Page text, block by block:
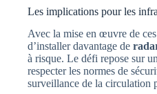
Les implications pour les
Avec la mise en œuvre de
d’installer davantage de
à risque. Le défi repose sur
respecter les normes de
surveillance de la circulation